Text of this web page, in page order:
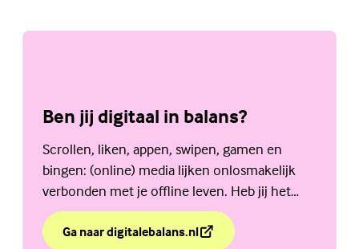
Ben jij digitaal in balans?
Scrollen, liken, appen, swipen, gamen en
bingen: (online) media lijken onlosmakelijk
verbonden met je offline leven. Heb jij het
allemaal onder controle? Doe de zelftest
Ga naar digitalebalans.nl
over Ben jij digitaal in balans?
(Externe link)